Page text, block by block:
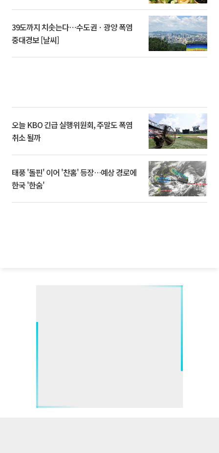
39도까지 치솟는다⋯수도권ㆍ광양 폭염
중대경보 [날씨]
오늘 KBO 긴급 실행위원회, 주말도 폭염
취소 될까
태풍 '돌핀' 이어 '찬홈' 등장…예상 경로에
한국 '한숨'